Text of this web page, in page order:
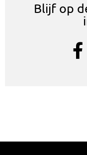
Blijf op